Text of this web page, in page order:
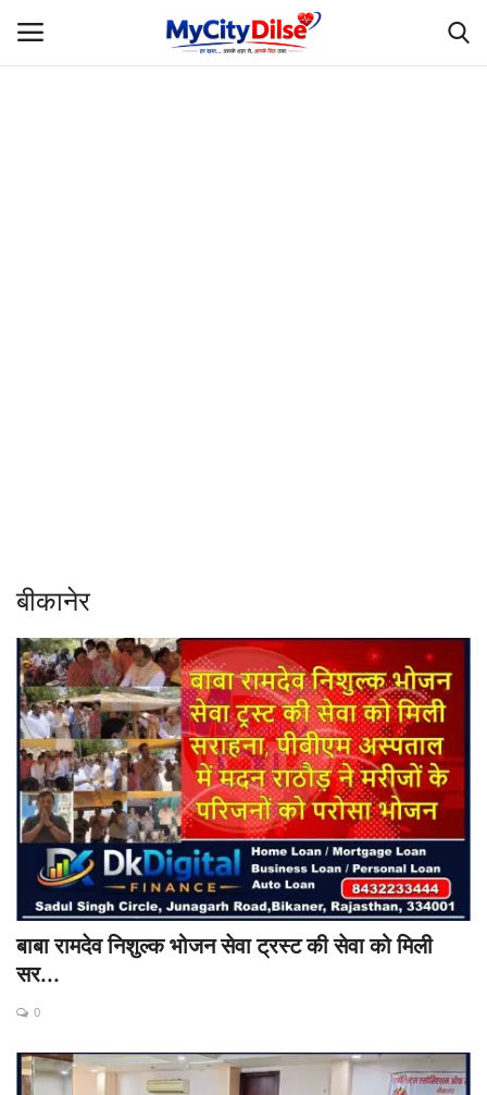
शिक्षा
Rajasthani Influencers
देश
दुनिया
ऑटोमोबाइल
मनोरंजन
पॉलिटिक्स
धर्म
टेक ज्ञान
बीकानेर
बाबा रामदेव निशुल्क भोजन सेवा ट्रस्ट की सेवा को मिली
सर...
0